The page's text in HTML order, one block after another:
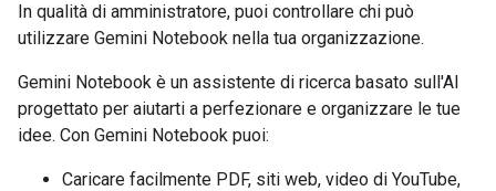
In qualità di amministratore, puoi controllare chi può
utilizzare Gemini Notebook nella tua organizzazione.
Gemini Notebook è un assistente di ricerca basato sull'AI
progettato per aiutarti a perfezionare e organizzare le tue
idee. Con Gemini Notebook puoi:
Caricare facilmente PDF, siti web, video di YouTube,